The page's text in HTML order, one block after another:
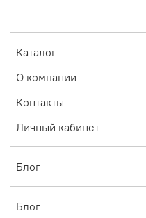
Каталог
О компании
Контакты
Личный кабинет
Блог
Блог